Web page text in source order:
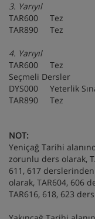
3. Yarıyıl
TAR600 Tez
TAR890 Tez
4. Yarıyıl
TAR600 Tez
Seçmeli Dersler
DYS000 Yeterlik
TAR890 Tez
NOT:
Yeniçağ Tarihi
zorunlu ders olarak,
611, 617
olarak, TAR604, 606
TAR616, 618, 623